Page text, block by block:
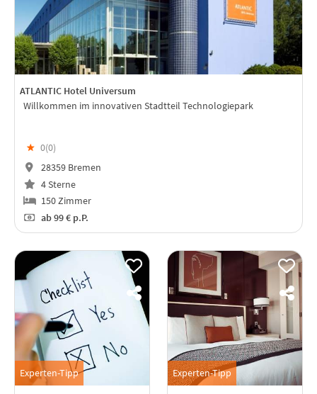
ATLANTIC Hotel Universum
Willkommen im innovativen Stadtteil Technologiepark
★ 0(0)
28359 Bremen
4 Sterne
150 Zimmer
ab99 € p.P.
Experten-Tipp Experten-Tipp